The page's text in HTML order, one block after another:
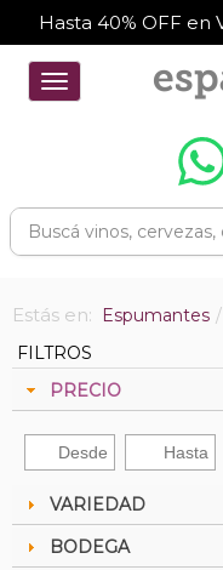
Hasta 40% OFF en
Toggle
navigation
Estás en: Espumantes
FILTROS
PRECIO
VARIEDAD
BODEGA